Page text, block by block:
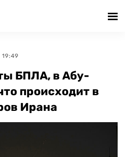
БПЛА, в Абу-
происходит в
Ирана